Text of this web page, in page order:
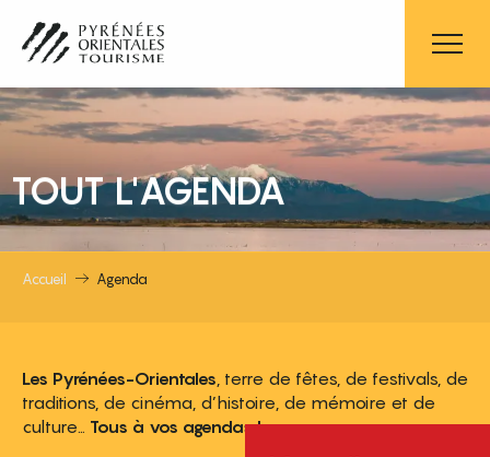
contenu
principal
TOUT L'AGENDA
Accueil Agenda
Les Pyrénées-Orientales , terre de fêtes, de festivals, de
traditions, de cinéma, d’histoire, de mémoire et de
culture… Tous à vos agendas !